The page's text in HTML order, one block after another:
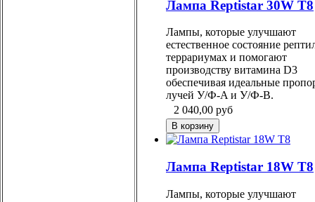
Лампа Reptistar 30W Т8
Лампы, которые улучшают
естественное состояние
террариумах и помогают
производству витамина D3
обеспечивая идеальные
лучей У/Ф-A и У/Ф-B.
2 040,00 руб
Лампа Reptistar 18W Т8
Лампы, которые улучшают